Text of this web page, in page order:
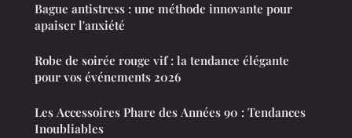
Bague antistress : une méthode innovante pour
apaiser l'anxiété
Robe de soirée rouge vif : la tendance élégante
pour vos événements 2026
Les Accessoires Phare des Années 90 : Tendances
Inoubliables